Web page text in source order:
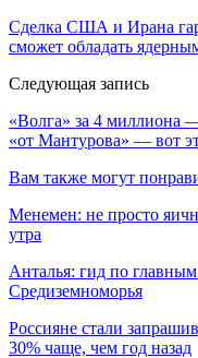
Сделка США и Ирана
сможет обладать
Следующая запись
«Волга» за 4 миллиона
«от Мантурова» — вот
Вам также могут
Менемен: не просто
утра
Анталья: гид по
Средиземноморья
Россияне стали
30% чаще, чем год назад